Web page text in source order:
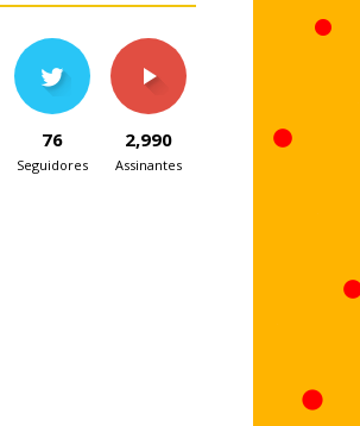
76
Seguidores
2,990
Assinantes